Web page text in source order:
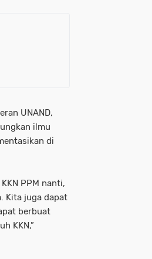
UNAND,
ilmu
di
PPM nanti,
Kita juga dapat
berbuat
KKN,”